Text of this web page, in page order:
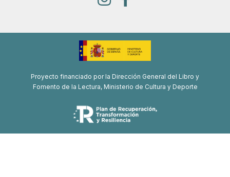
Proyecto financiado por la Dirección General del Libro y
Fomento de la Lectura, Ministerio de Cultura y Deporte